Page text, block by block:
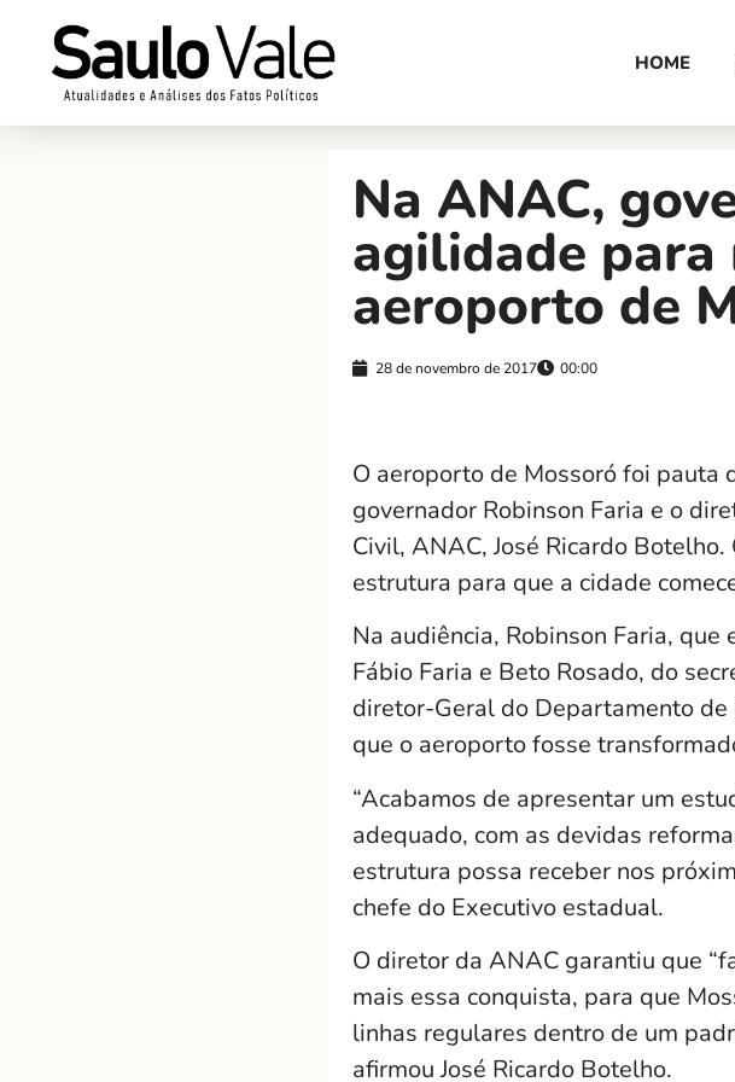
HOME
Na ANAC,
agilidade
aeroporto de
28 de novembro de 2017 00:00
O aeroporto de Mossoró foi pauta
governador Robinson Faria e o
Civil, ANAC, José Ricardo
estrutura para que a cidade
Na audiência, Robinson Faria,
Fábio Faria e Beto Rosado, do
diretor-Geral do Departamento de
que o aeroporto fosse
“Acabamos de apresentar um
adequado, com as devidas
estrutura possa receber nos
chefe do Executivo estadual.
O diretor da ANAC garantiu que
mais essa conquista, para que
linhas regulares dentro de um
afirmou José Ricardo Botelho.